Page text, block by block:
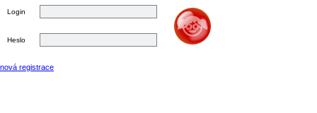
Login
Heslo
nová registrace